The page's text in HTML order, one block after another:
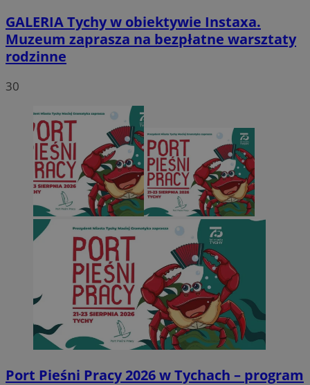
GALERIATychy w obiektywie Instaxa.
Muzeum zaprasza na bezpłatne warsztaty
rodzinne
30
Port Pieśni Pracy 2026 w Tychach – program